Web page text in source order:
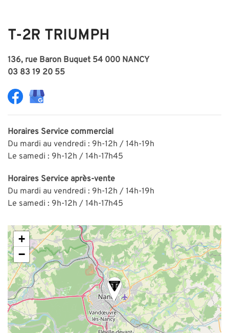
T-2R TRIUMPH
136, rue Baron Buquet 54 000 NANCY
03 83 19 20 55
Horaires Service commercial
Du mardi au vendredi : 9h-12h / 14h-19h
Le samedi : 9h-12h / 14h-17h45
Horaires Service après-vente
Du mardi au vendredi : 9h-12h / 14h-19h
Le samedi : 9h-12h / 14h-17h45
+
−